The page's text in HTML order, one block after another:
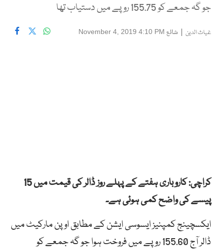
جو گہ جمعے کو 155.75 روپے میں دستیاب تھا
غیاث الدین | شائع November 4, 2019 4:10 PM
کراچی: کاروباری ہفتے کے پہلے روز ڈالر کی قیمت میں 15
پیسے کی واضح کمی ہوئی ہے۔
ایکسچینج کمپنیز ایسوسی ایشن کے مطابق اوپن مارکیٹ میں
ڈالر آج 155.60 روپے میں فروخت ہوا جو گہ جمعے کو